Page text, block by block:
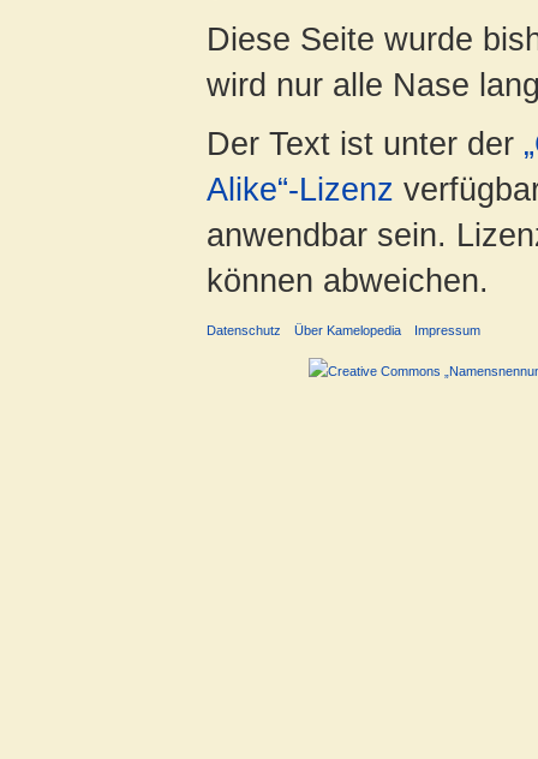
Diese Seite wurde
wird nur alle Nase
Der Text ist unter der
Alike“-Lizenz
anwendbar sein.
können abweichen.
Datenschutz Über Kamelopedia Impressum